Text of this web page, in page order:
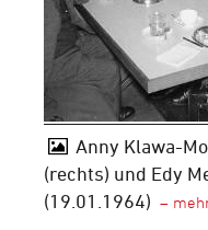
Anny Klawa-
(rechts) und Edy
(19.01.1964)